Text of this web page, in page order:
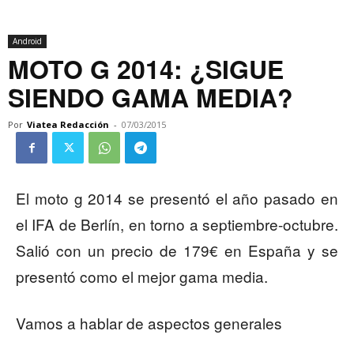
Android
MOTO G 2014: ¿SIGUE
SIENDO GAMA MEDIA?
Por Viatea Redacción - 07/03/2015
El moto g 2014 se presentó el año pasado en
el IFA de Berlín, en torno a septiembre-octubre.
Salió con un precio de 179€ en España y se
presentó como el mejor gama media.
Vamos a hablar de aspectos generales